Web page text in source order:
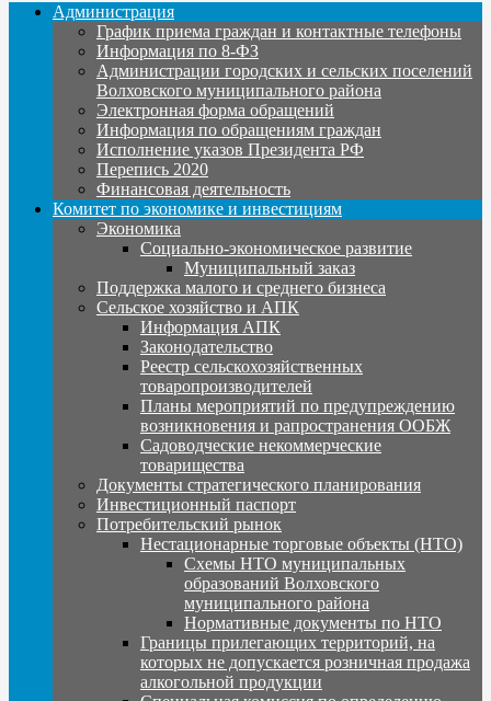
Администрация
График приема граждан и контактные телефоны
Информация по 8-ФЗ
Администрации городских и сельских поселений
Волховского муниципального района
Электронная форма обращений
Информация по обращениям граждан
Исполнение указов Президента РФ
Перепись 2020
Финансовая деятельность
Комитет по экономике и инвестициям
Экономика
Социально-экономическое развитие
Муниципальный заказ
Поддержка малого и среднего бизнеса
Сельское хозяйство и АПК
Информация АПК
Законодательство
Реестр сельскохозяйственных
товаропроизводителей
Планы мероприятий по предупреждению
возникновения и рапространения ООБЖ
Садоводческие некоммерческие
товарищества
Документы стратегического планирования
Инвестиционный паспорт
Потребительский рынок
Нестационарные торговые объекты (НТО)
Схемы НТО муниципальных
образований Волховского
муниципального района
Нормативные документы по НТО
Границы прилегающих территорий, на
которых не допускается розничная продажа
алкогольной продукции